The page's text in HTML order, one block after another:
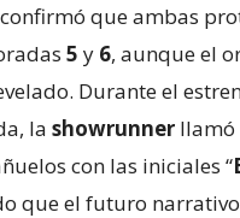
que ambas
5 y 6, aunque el
Durante el
la showrunner llamó
con las iniciales “
que el futuro